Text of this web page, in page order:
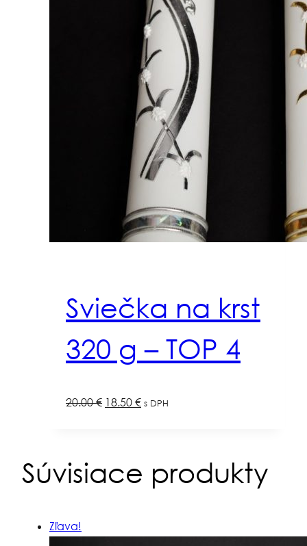
Sviečka na krst
320 g – TOP 4
20.00€ Pôvodná
18.50 €Aktuálna
s DPH
Súvisiace produkty
Zľava!